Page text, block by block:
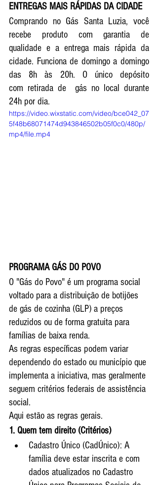
ENTREGAS MAIS RÁPIDAS DA CIDADE
Comprando no Gás Santa Luzia, você
recebe produto com garantia de
qualidade e a entrega mais rápida da
cidade. Funciona de domingo a domingo
das 8h às 20h. O único depósito
com retirada de  gás no local durante
24h por dia.
https://video.wixstatic.com/video/bce042_07
5f48b68071474d943846502b05f0c0/480p/
mp4/file.mp4
PROGRAMA GÁS DO POVO
O "Gás do Povo" é um programa social
voltado para a distribuição de botijões
de gás de cozinha (GLP) a preços
reduzidos ou de forma gratuita para
famílias de baixa renda.
As regras específicas podem variar
dependendo do estado ou município que
implementa a iniciativa, mas geralmente
seguem critérios federais de assistência
social.
Aqui estão as regras gerais.
1. Quem tem direito (Critérios)
Cadastro Único (CadÚnico): A
família deve estar inscrita e com
dados atualizados no Cadastro